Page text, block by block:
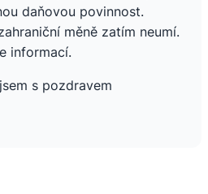
daňovou povinnost.
měně zatím neumí.
informací.
s pozdravem